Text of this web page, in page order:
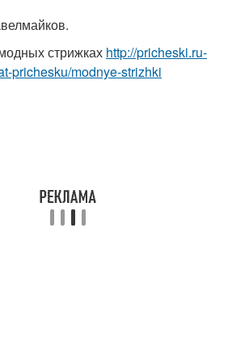
стрижках http://pricheski.ru-
prichesku/modnye-strizhki